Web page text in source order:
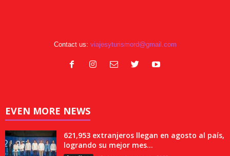
Contact us: viajesyturismord@gmail.com
EVEN MORE NEWS
621,953 extranjeros llegan en agosto al país,
logrando su mejor mes...